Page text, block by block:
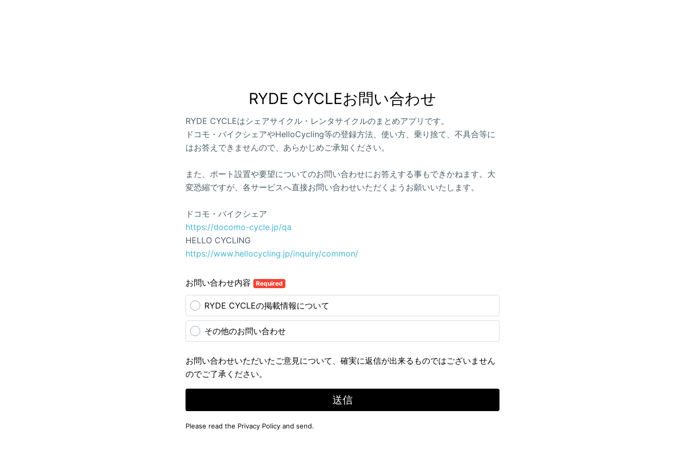
RYDE CYCLEお問い合わせ
RYDE CYCLEはシェアサイクル・レンタサイクルのまとめアプリです。
ドコモ・バイクシェアやHelloCycling等の登録方法、使い方、乗り捨て、不具合等に
はお答えできませんので、あらかじめご承知ください。
また、ポート設置や要望についてのお問い合わせにお答えする事もできかねます。大
変恐縮ですが、各サービスへ直接お問い合わせいただくようお願いいたします。
ドコモ・バイクシェア
https://docomo-cycle.jp/qa
HELLO CYCLING
https://www.hellocycling.jp/inquiry/common/
お問い合わせ内容 Required
RYDE CYCLEの掲載情報について
その他のお問い合わせ
お問い合わせいただいたご意見について、確実に返信が出来るものではございません
のでご了承ください。
送信
Please read the Privacy Policy and send.